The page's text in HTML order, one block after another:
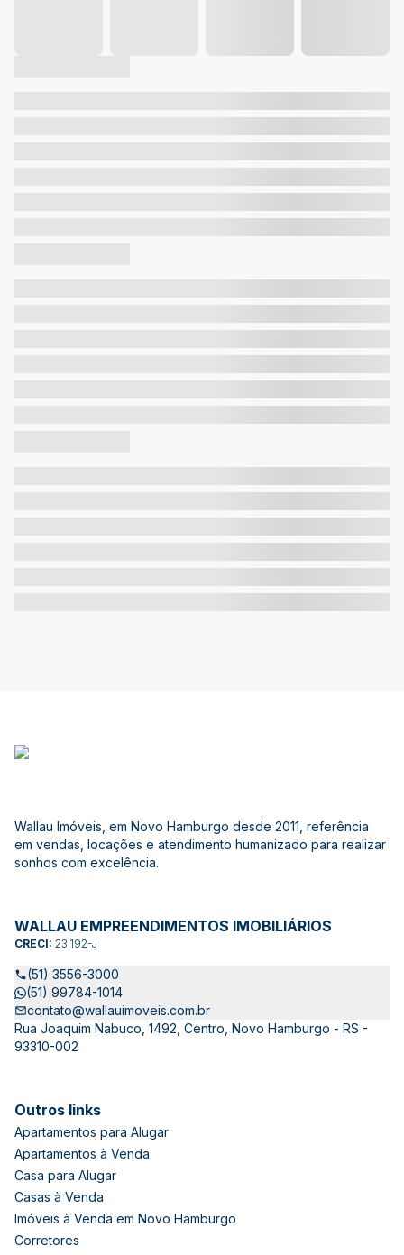
Wallau Imóveis, em Novo Hamburgo desde 2011, referência
em vendas, locações e atendimento humanizado para realizar
sonhos com excelência.
WALLAU EMPREENDIMENTOS IMOBILIÁRIOS
CRECI: 23.192-J
(51) 3556-3000
(51) 99784-1014
contato@wallauimoveis.com.br
Rua Joaquim Nabuco, 1492, Centro, Novo Hamburgo - RS -
93310-002
Outros links
Apartamentos para Alugar
Apartamentos à Venda
Casa para Alugar
Casas à Venda
Imóveis à Venda em Novo Hamburgo
Corretores